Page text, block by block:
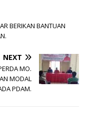
BERIKAN BANTUAN
NEXT
MO.
MODAL
PDAM.